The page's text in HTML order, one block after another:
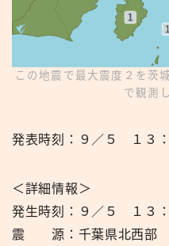
この地震で最大震度２を茨
で観測
発表時刻：９／５ １３
＜詳細情報＞
発生時刻：９／５ １３：
震 源：千葉県北西部